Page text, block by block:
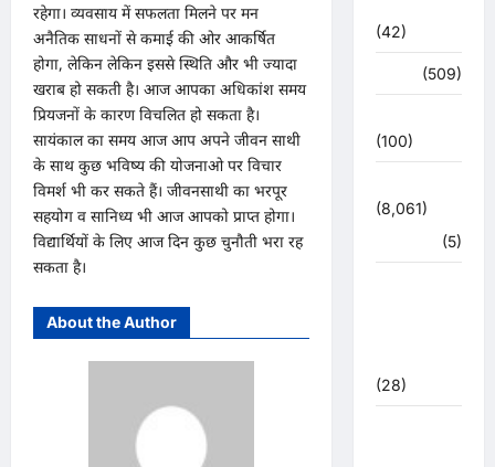
रहेगा। व्यवसाय में सफलता मिलने पर मन
अनैतिक साधनों से कमाई की ओर आकर्षित
होगा, लेकिन लेकिन इससे स्थिति और भी ज्यादा
खराब हो सकती है। आज आपका अधिकांश समय
प्रियजनों के कारण विचलित हो सकता है।
सायंकाल का समय आज आप अपने जीवन साथी
के साथ कुछ भविष्य की योजनाओ पर विचार
विमर्श भी कर सकते हैं। जीवनसाथी का भरपूर
सहयोग व सानिध्य भी आज आपको प्राप्त होगा।
विद्यार्थियों के लिए आज दिन कुछ चुनौती भरा रह
सकता है।
About the Author
(42)
(509)
(100)
(8,061)
(5)
(28)